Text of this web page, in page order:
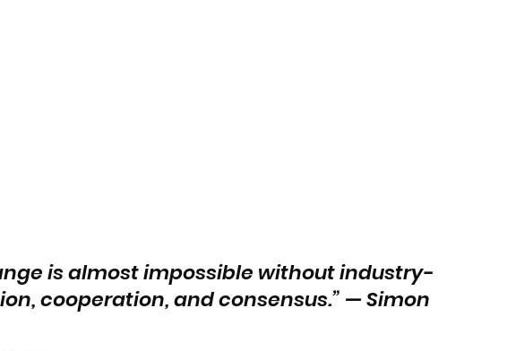
is almost impossible without industry-
cooperation, and consensus.” — Simon